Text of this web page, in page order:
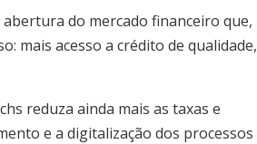
do mercado financeiro que,
mais acesso a crédito de qualidade,
reduza ainda mais as taxas e
e a digitalização dos processos